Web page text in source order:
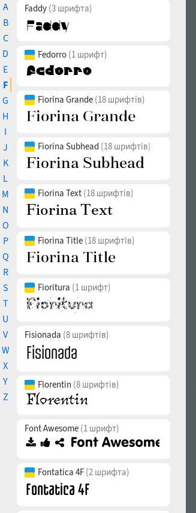
A
B
C
D
E
F
G
H
I
J
K
L
M
N
O
P
Q
R
S
T
U
V
W
X
Y
Z
Faddy (3 шрифта)
Fedorro (1 шрифт)
Fiorina Grande (18 шрифтів)
Fiorina Subhead (18 шрифтів)
Fiorina Text (18 шрифтів)
Fiorina Title (18 шрифтів)
Fioritura (1 шрифт)
Fisionada (8 шрифтів)
Florentin (8 шрифтів)
Font Awesome (1 шрифт)
Fontatica 4F (2 шрифта)